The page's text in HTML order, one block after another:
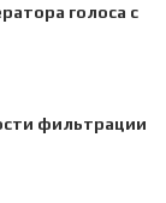
голоса с
фильтрации